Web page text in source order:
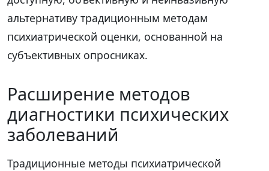
альтернативу традиционным методам
психиатрической оценки, основанной на
субъективных опросниках.
Расширение методов
диагностики психических
заболеваний
Традиционные методы психиатрической